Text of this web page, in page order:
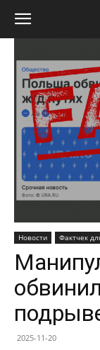
Новости Фактчек
2025-11-20